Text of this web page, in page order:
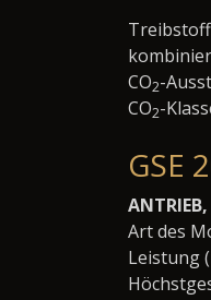
Treibstoff
CO2-
CO2-
GSE
Art des
Leistung